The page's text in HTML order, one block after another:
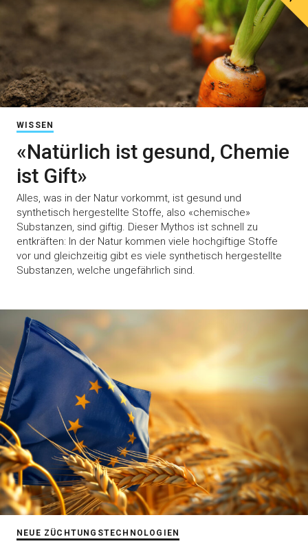
WISSEN
«Natürlich ist gesund, Chemie
ist Gift»
Alles, was in der Natur vorkommt, ist gesund und
synthetisch hergestellte Stoffe, also «chemische»
Substanzen, sind giftig. Dieser Mythos ist schnell zu
entkräften: In der Natur kommen viele hochgiftige Stoffe
vor und gleichzeitig gibt es viele synthetisch hergestellte
Substanzen, welche ungefährlich sind.
NEUE ZÜCHTUNGSTECHNOLOGIEN